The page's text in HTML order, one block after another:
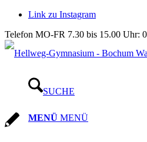
Link zu Instagram
Telefon MO-FR 7.30 bis 15.00 Uhr:
SUCHE
MENÜ MENÜ